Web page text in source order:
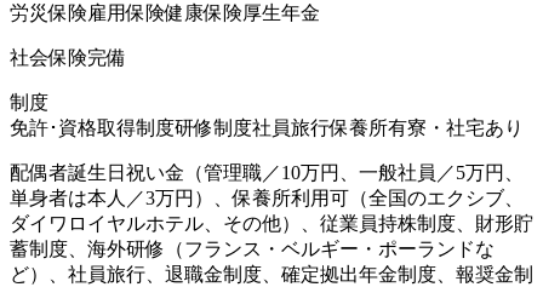
労災保険雇用保険健康保険厚生年金
社会保険完備
制度
免許･資格取得制度研修制度社員旅行保養所有寮・社宅あり
配偶者誕生日祝い金（管理職／10万円、一般社員／5万円、
単身者は本人／3万円）、保養所利用可（全国のエクシブ、
ダイワロイヤルホテル、その他）、従業員持株制度、財形貯
蓄制度、海外研修（フランス・ベルギー・ポーランドな
ど）、社員旅行、退職金制度、確定拠出年金制度、報奨金制